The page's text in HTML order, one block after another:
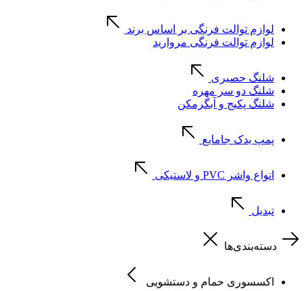
لوازم توالت فرنگی بر اساس برند
لوازم توالت فرنگی مروارید
شلنگ حصیری
شلنگ دو سر مهره
شلنگ پکیج و آبگرمکن
پمپ یدک جامایع
انواع واشر PVC و لاستیکی
تبدیل
دسته‌بندی‌ها
اکسسوری حمام و دستشویی